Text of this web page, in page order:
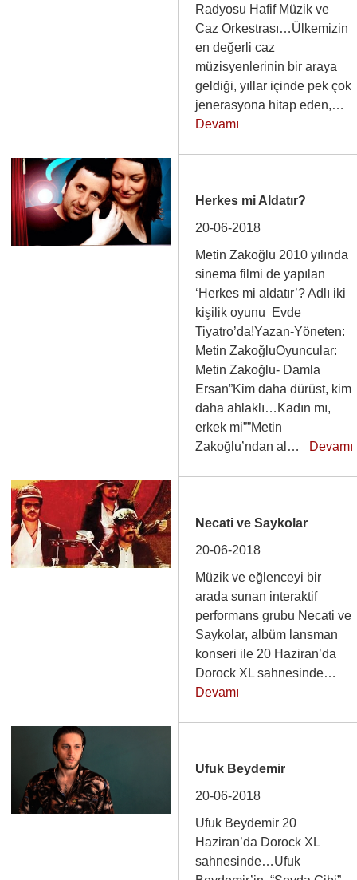
Radyosu Hafif Müzik ve
Caz Orkestrası…Ülkemizin
en değerli caz
müzisyenlerinin bir araya
geldiği, yıllar içinde pek çok
jenerasyona hitap eden,…
Devamı
Herkes mi Aldatır?
20-06-2018
Metin Zakoğlu 2010 yılında
sinema filmi de yapılan
‘Herkes mi aldatır’? Adlı iki
kişilik oyunu Evde
Tiyatro’da!Yazan-Yöneten:
Metin ZakoğluOyuncular:
Metin Zakoğlu- Damla
Ersan”Kim daha dürüst, kim
daha ahlaklı…Kadın mı,
erkek mi””Metin
Zakoğlu’ndan al… Devamı
Necati ve Saykolar
20-06-2018
Müzik ve eğlenceyi bir
arada sunan interaktif
performans grubu Necati ve
Saykolar, albüm lansman
konseri ile 20 Haziran’da
Dorock XL sahnesinde…
Devamı
Ufuk Beydemir
20-06-2018
Ufuk Beydemir 20
Haziran’da Dorock XL
sahnesinde…Ufuk